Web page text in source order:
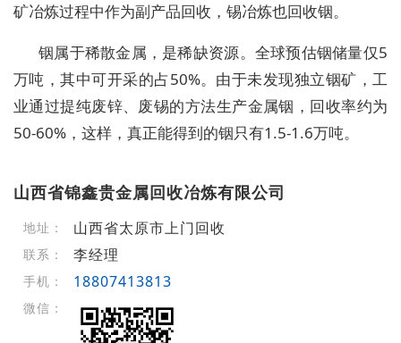
矿冶炼过程中作为副产品回收，锡冶炼也回收铟。
铟属于稀散金属，是稀缺资源。全球预估铟储量仅5
万吨，其中可开采的占50%。由于未发现独立铟矿，工
业通过提纯废锌、废锡的方法生产金属铟，回收率约为
50-60%，这样，真正能得到的铟只有1.5-1.6万吨。
山西省锦鑫贵金属回收冶炼有限公司
地址： 山西省太原市上门回收
联系： 李经理
手机： 18807413813
微信：